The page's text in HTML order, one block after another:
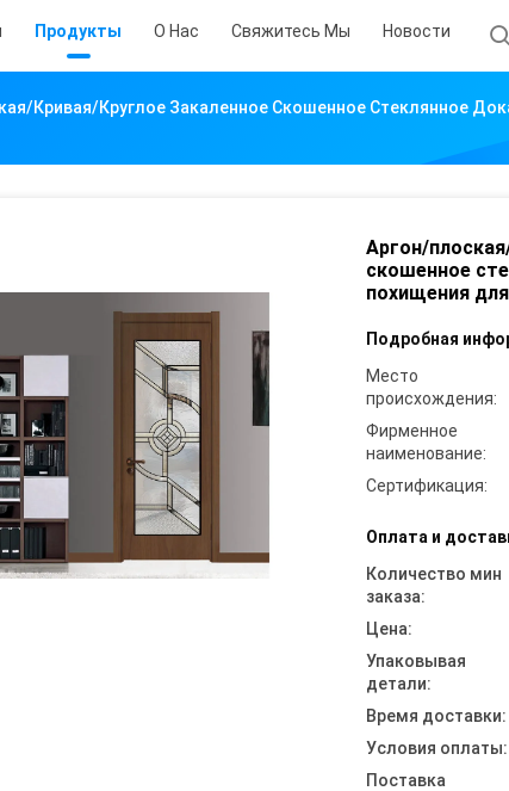
Продукты О Нас Свяжитесь Мы Новости
кривая/круглое Закаленное Скошенное Стеклянное
Аргон/
скошенное
похищения
Подробная
Место
происхождения:
Фирменное
наименование:
Сертификация:
Оплата и
Количество мин
заказа:
Цена:
Упаковывая
детали:
Время доставки:
Условия оплаты:
Поставка